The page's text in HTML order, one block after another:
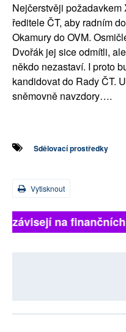
Nejčerstvěji
ředitele ČT, aby radním
Okamury do OVM.
Dvořák jej sice odmítli,
někdo nezastaví. I proto
kandidovat do Rady ČT.
sněmovně navzdory….
Sdělovací prostředky
Vytisknout
na finančních